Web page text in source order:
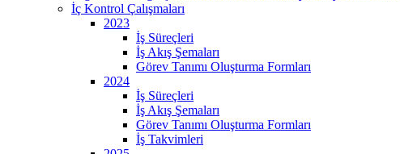
İç Kontrol Çalışmaları
2023
İş Süreçleri
İş Akış Şemaları
Görev Tanımı Oluşturma Formları
2024
İş Süreçleri
İş Akış Şemaları
Görev Tanımı Oluşturma Formları
İş Takvimleri